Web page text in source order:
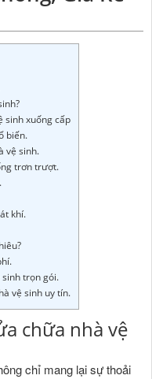
sinh xuống cấp
biến.
vệ sinh.
trơn trượt.
khí.
sinh trọn gói.
vệ sinh uy tín.
chữa nhà vệ
chỉ mang lại sự thoải